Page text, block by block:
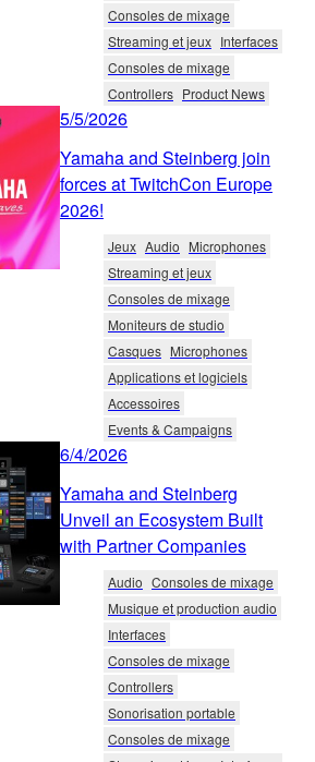
Consoles de mixage
Streaming et jeux Interfaces
Consoles de mixage
Controllers Product News
5/5/2026
Yamaha and Steinberg join
forces at TwitchCon Europe
2026!
Jeux Audio Microphones
Streaming et jeux
Consoles de mixage
Moniteurs de studio
Casques Microphones
Applications et logiciels
Accessoires
Events & Campaigns
6/4/2026
Yamaha and Steinberg
Unveil an Ecosystem Built
with Partner Companies
Audio Consoles de mixage
Musique et production audio
Interfaces
Consoles de mixage
Controllers
Sonorisation portable
Consoles de mixage